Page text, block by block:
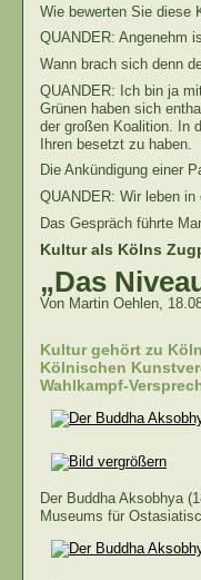
Wie bewerten Sie diese
QUANDER: Angenehm
Wann brach sich denn
QUANDER: Ich bin ja
Grünen haben sich
der großen Koalition. In
Ihren besetzt zu haben.
Die Ankündigung einer
QUANDER: Wir leben in
Das Gespräch führte
Kultur als Kölns
„Das
Von Martin Oehlen,
Kultur gehört zu
Kölnischen
Wahlkampf-
Der Buddha Aksobhya
Museums für